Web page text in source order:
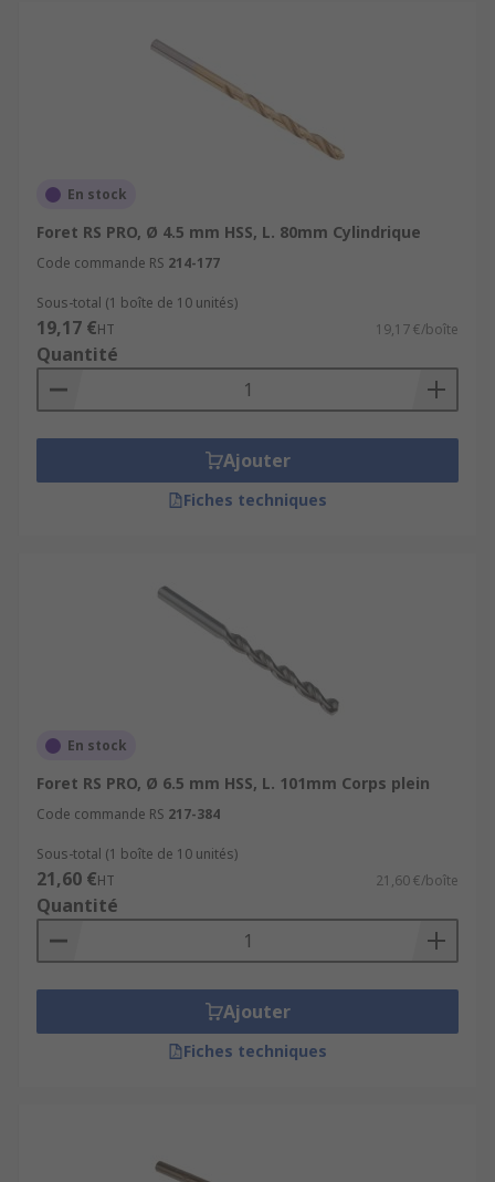
En stock
Foret RS PRO, Ø 4.5 mm HSS, L. 80mm Cylindrique
Code commande RS 214-177
Sous-total (1 boîte de 10 unités)
19,17 €HT 19,17 €/boîte
Quantité
Ajouter
Fiches techniques
En stock
Foret RS PRO, Ø 6.5 mm HSS, L. 101mm Corps plein
Code commande RS 217-384
Sous-total (1 boîte de 10 unités)
21,60 €HT 21,60 €/boîte
Quantité
Ajouter
Fiches techniques